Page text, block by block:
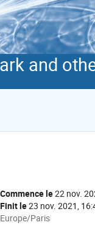
and
Date/Heure
Commence le22 nov.
Finit le23 nov. 2021,
Toutes
Europe/Paris